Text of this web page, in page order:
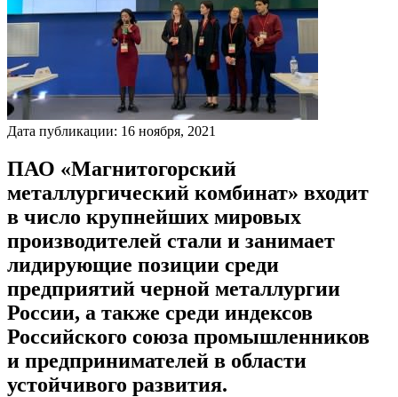
Дата публикации: 16 ноября, 2021
ПАО «Магнитогорский
металлургический комбинат» входит
в число крупнейших мировых
производителей стали и занимает
лидирующие позиции среди
предприятий черной металлургии
России, а также среди индексов
Российского союза промышленников
и предпринимателей в области
устойчивого развития.